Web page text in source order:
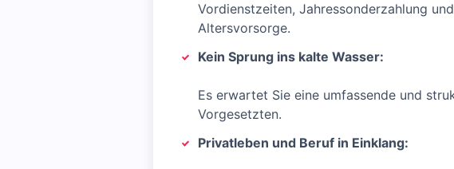
Vordienstzeiten, Jahressonderzahlung
Altersvorsorge.
Kein Sprung ins kalte Wasser:
Es erwartet Sie eine umfassende und
Vorgesetzten.
Privatleben und Beruf in Einklang: